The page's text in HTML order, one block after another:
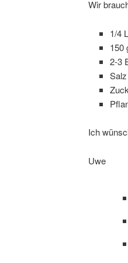
Wir
1/4
150
2-3
Salz
Ich
Uwe